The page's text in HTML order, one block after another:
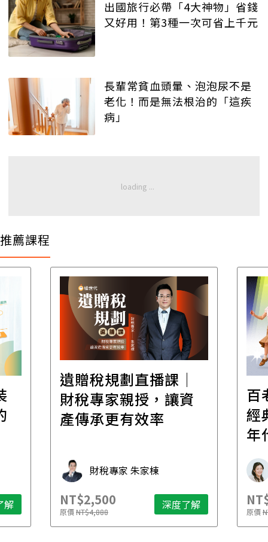
出國旅行必帶「4大神物」省錢
又好用！第3種一次可省上千元
長輩常貧血頭暈、泡泡尿不是
老化！而是無法根治的「這疾
病」
推薦課程
解
遺贈稅規劃直播課│
財稅專家親授，讓資
產傳承更有效率
財稅專家 朱家棟
NT$2,500
原價NT$4,888 深度了解
百
經
年
原價